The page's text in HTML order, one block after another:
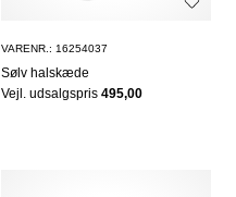
VARENR.: 16254037
Sølv halskæde
Vejl. udsalgspris495,00